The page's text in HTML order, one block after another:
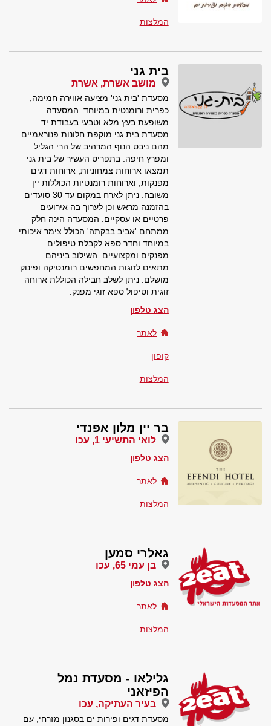
המלצות
בית גני
מושב אשרת, אשרת
מסעדת 'בית גני' מציעה אווירה חמימה,
כפרית ורומנטית במיוחד. המסעדה
משופעת בעץ מלא וטבעי בעבודת יד.
מסעדת בית גני מוקפת חלונות פנוראמיים
מהם ניבט הנוף המרהיב של הרי הגליל
ומפרץ חיפה. בתפריט העשיר של בית גני
תמצאו ארוחות צמחוניות, ארוחות דגים
מפנקות, וארוחות רומנטיות הכוללות יין
משובח. ניתן לארח במקום עד 30 סועדים
בהזמנה מראש וכן לערוך בה אירועים
פרטיים או עסקיים. המסעדה הינה חלק
ממתחם 'אביב בבקתה' הכולל צימר איכותי
במיוחד וחדר ספא לקבלת טיפולים
מפנקים ומקצועיים. השילוב ביניהם
מתאים לזוגות המחפשים רומנטיקה ופינוק
מושלם. ניתן לשלב חבילה הכוללת ארוחה
זוגית וטיפול ספא זוגי מפנק.
הצג טלפון
לאתר
קופון
המלצות
בר יין מלון אפנדי
לואי התשיעי 1, עכו
הצג טלפון
לאתר
המלצות
גאלרי סמען
בן עמי 65, עכו
הצג טלפון
לאתר
המלצות
גלילאו - מסעדת נמל
הפיזאני
בעיר העתיקה, עכו
מסעדת דגים ופירות ים בסגנון מזרחי, עם